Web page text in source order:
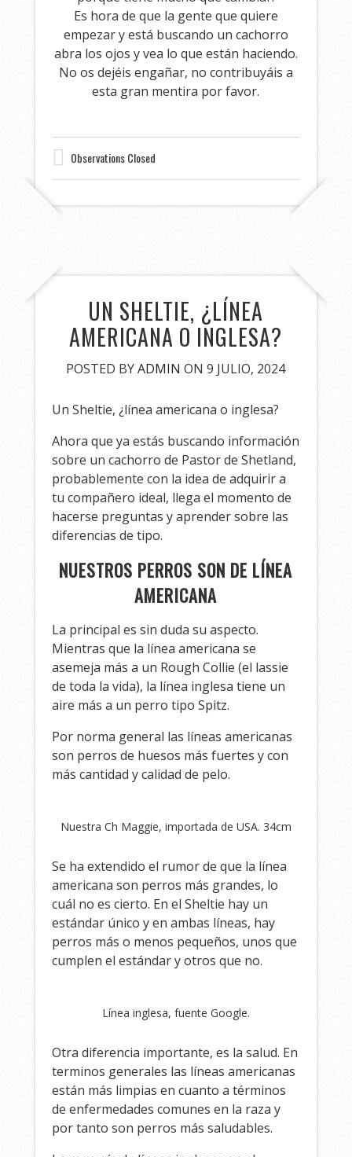
Es hora de que la gente que quiere
empezar y está buscando un cachorro
abra los ojos y vea lo que están haciendo.
No os dejéis engañar, no contribuyáis a
esta gran mentira por favor.
Observations Closed
UN SHELTIE, ¿LÍNEA
AMERICANA O INGLESA?
POSTED BYADMIN ON 9 JULIO, 2024
Un Sheltie, ¿línea americana o inglesa?
Ahora que ya estás buscando información
sobre un cachorro de Pastor de Shetland,
probablemente con la idea de adquirir a
tu compañero ideal, llega el momento de
hacerse preguntas y aprender sobre las
diferencias de tipo.
NUESTROS PERROS SON DE LÍNEA
AMERICANA
La principal es sin duda su aspecto.
Mientras que la línea americana se
asemeja más a un Rough Collie (el lassie
de toda la vida), la línea inglesa tiene un
aire más a un perro tipo Spitz.
Por norma general las líneas americanas
son perros de huesos más fuertes y con
más cantidad y calidad de pelo.
Nuestra Ch Maggie, importada de USA. 34cm
Se ha extendido el rumor de que la línea
americana son perros más grandes, lo
cuál no es cierto. En el Sheltie hay un
estándar único y en ambas líneas, hay
perros más o menos pequeños, unos que
cumplen el estándar y otros que no.
Línea inglesa, fuente Google.
Otra diferencia importante, es la salud. En
terminos generales las líneas americanas
están más limpias en cuanto a términos
de enfermedades comunes en la raza y
por tanto son perros más saludables.